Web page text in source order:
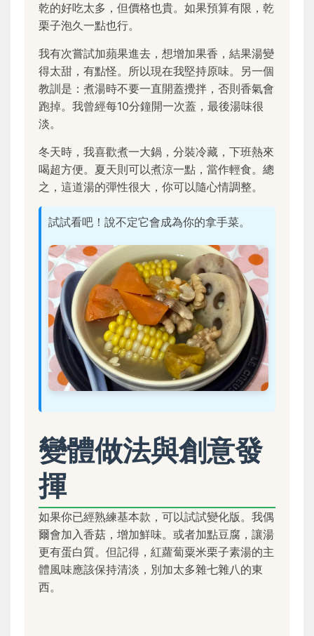
乾的好吃太多，但價格也貴。如果預算有限，乾
栗子泡久一點也行。
我有次嘗試加蘋果進去，想增加果香，結果湯變
得太甜，有點怪。所以現在我堅持原味。另一個
教訓是：煮湯時不要一直開蓋攪拌，否則香氣會
跑掉。我曾經每10分鐘開一次蓋，最後湯味很
淡。
冬天時，我喜歡煮一大鍋，分裝冷藏，下班熱來
喝超方便。夏天則可以煮涼一點，當作輕食。總
之，這道湯的彈性很大，你可以隨心情調整。
試試看吧！說不定它會成為你的拿手菜。
變體做法與創意發
揮
如果你已經熟練基本款，可以試試變化版。我偶
爾會加入香菇，增加鮮味。或者加點豆腐，讓湯
更有蛋白質。但記得，紅蘿蔔粟米栗子素湯的主
體風味應該保持清淡，別加太多雜七雜八的東
西。